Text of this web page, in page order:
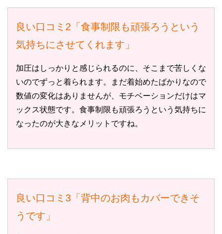
良い口コミ2「食事制限も頑張ろうという
気持ちにさせてくれます」
加圧はしっかりと感じられるのに、そこまで苦しくな
いのでずっと着られます。まだ着始めたばかりなので
数値の変化はありませんが、モチベーションだけはマ
ックス状態です。食事制限も頑張ろうという気持ちに
なったのが大きなメリットですね。
良い口コミ3「背中のお肉もカバーできそ
うです」